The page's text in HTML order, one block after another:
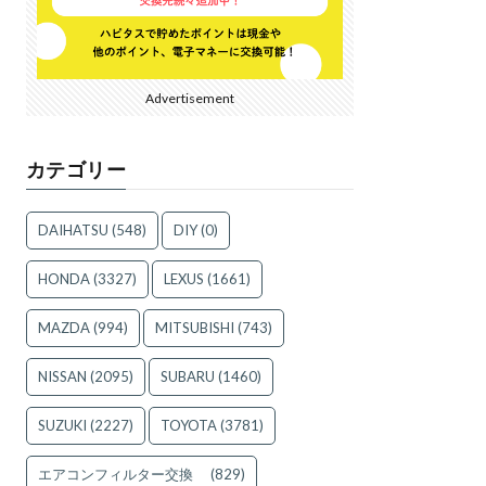
Advertisement
カテゴリー
DAIHATSU (548) DIY(0)
HONDA(3327) LEXUS (1661)
MAZDA(994) MITSUBISHI (743)
NISSAN (2095) SUBARU (1460)
SUZUKI (2227) TOYOTA(3781)
エアコンフィルター交換 (829)